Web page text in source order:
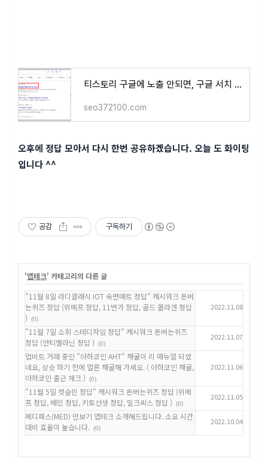
티스토리 구글에 노출 안되면, 구글 서치 콘솔 등록이 안되어 있는 겁니다.( 간단한 html 편집 및
seo372100.com
오후에 정답 모아서 다시 한번 공유하겠습니다. 오늘 도 화이팅
입니다 ^^
공감 구독하기
'앱테크' 카테고리의 다른 글
"11월 8일 라디클래식 IOT 숙면매트 정답" 캐시워크 돈버
는퀴즈 정답 (위메프 정답, 11번가 정답, 골드 콜라겐 정답
)
(0)
2022.11.08
"11월 7일 소휘 스테디자임 정답" 캐시워크 돈버는퀴즈
정답 (안티멜라닌 정답 )
(0)
2022.11.07
업비트 거래 중인 "아하코인 AHT" 채굴이 리 매뉴얼 되었
네요, 상승 하기 전에 얼른 채굴해 가세요. ( 아하코인 채굴,
아하코인 출근 체크 )
(0)
2022.11.06
"11월 5일 컷슬린 정답" 캐시워크 돈버는퀴즈 정답 (위메
프 정답, 배민 정답, 키토선생 정답, 밀크씨스 정답 )
(0)
2022.11.05
메디패스(MED) 만보기 앱테크 소개해드립니다. 소요 시간
대비 효율이 높습니다.
(0)
2022.10.04